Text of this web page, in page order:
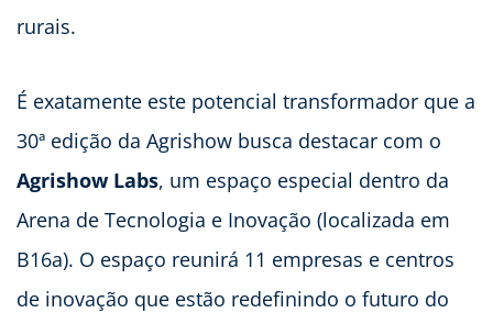
rurais.
É exatamente este potencial transformador que a
30ª edição da Agrishow busca destacar com o
Agrishow Labs, um espaço especial dentro da
Arena de Tecnologia e Inovação (localizada em
B16a). O espaço reunirá 11 empresas e centros
de inovação que estão redefinindo o futuro do